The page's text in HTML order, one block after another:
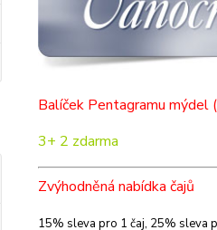
Balíček Pentagramu
3+ 2 zdarma
Zvýhodněná nabídka čajů
15% sleva pro 1 čaj,